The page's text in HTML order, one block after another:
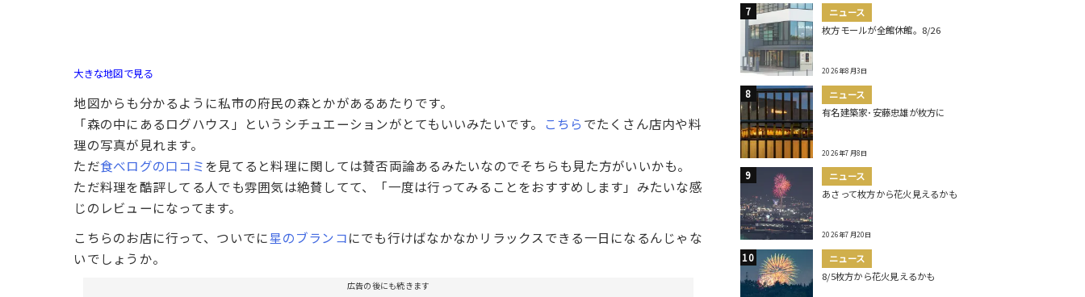
大きな地図で見る
地図からも分かるように私市の府民の森とかがあるあたりです。
「森の中にあるログハウス」というシチュエーションがとてもいいみたいです。
こちら でたくさん店内や料
理の写真が見れます。
ただ食べログの口コミ を見てると料理に関しては賛否両論あるみたいなのでそちらも見た方がいいかも。
ただ料理を酷評してる人でも雰囲気は絶賛してて、「一度は行ってみることをおすすめします」みたいな感
じのレビューになってます。
こちらのお店に行って、ついでに星のブランコにでも行けばなかなかリラックスできる一日になるんじゃな
いでしょうか。
広告の後にも続きます
ニュース
枚方モールが全館休館。8/26
2026年8月3日
ニュース
有名建築家･安藤忠雄が枚方に
2026年7月8日
ニュース
あさって枚方から花火見えるかも
2026年7月20日
ニュース
8/5枚方から花火見えるかも